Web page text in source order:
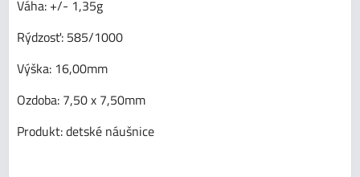
Váha: +/- 1,35g
Rýdzosť: 585/1000
Výška: 16,00mm
Ozdoba: 7,50 x 7,50mm
Produkt: detské náušnice